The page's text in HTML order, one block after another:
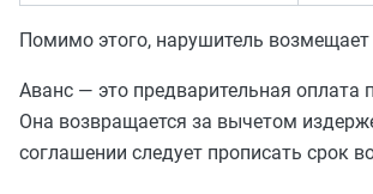
Помимо этого, нарушитель
Аванс — это предварительная оплата
Она возвращается за вычетом
соглашении следует прописать срок